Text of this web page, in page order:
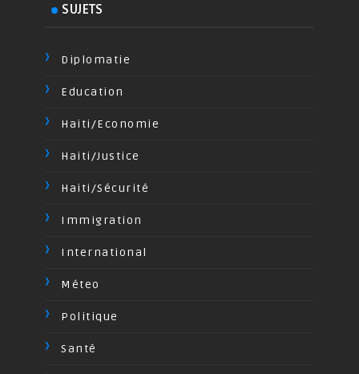
SUJETS
Diplomatie
Education
Haiti/Economie
Haiti/Justice
Haiti/Sécurité
Immigration
International
Méteo
Politique
Santé